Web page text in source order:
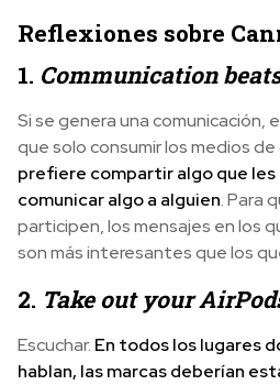
Reflexiones sobre
1. Communication
Si se genera una
que solo consumir los medios de
prefiere compartir algo que les
comunicar algo a alguien. Para
participen, los mensajes en los
son más interesantes que los
2. Take out your
Escuchar. En todos los lugares
hablan, las marcas deberían